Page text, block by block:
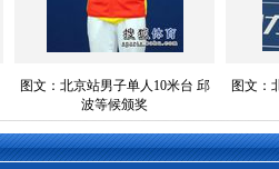
图文：北京站男子单人10米台 邱
波等候颁奖
图文：